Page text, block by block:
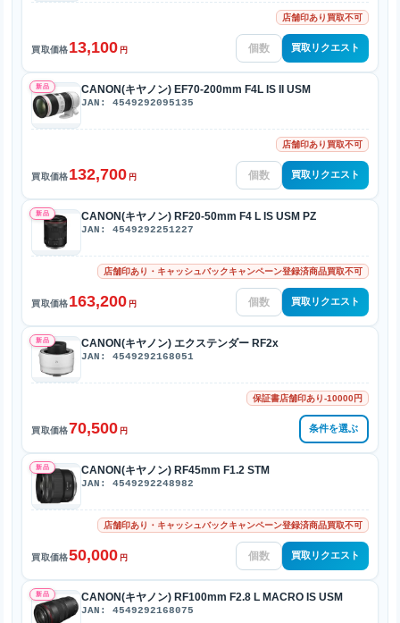
店舗印あり買取不可
買取価格13,100 円 買取リクエスト
新品 CANON(キヤノン) EF70-200mm F4L IS II USM
JAN: 4549292095135
店舗印あり買取不可
買取価格132,700 円 買取リクエスト
新品 CANON(キヤノン) RF20-50mm F4 L IS USM PZ
JAN: 4549292251227
店舗印あり・キャッシュバックキャンペーン登録済商品買取不可
買取価格163,200 円 買取リクエスト
新品 CANON(キヤノン) エクステンダー RF2x
JAN: 4549292168051
保証書店舗印あり-10000円
買取価格70,500 円 条件を選ぶ
新品 CANON(キヤノン) RF45mm F1.2 STM
JAN: 4549292248982
店舗印あり・キャッシュバックキャンペーン登録済商品買取不可
買取価格50,000 円 買取リクエスト
新品 CANON(キヤノン) RF100mm F2.8 L MACRO IS USM
JAN: 4549292168075